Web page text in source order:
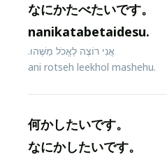
なにかたべたいです。
nanikatabetaidesu.
אֲנִי רוֹצֶה לֶאֱכֹל מַשֶּׁהוּ.
ani rotseh leekhol mashehu.
何かしたいです。
なにかしたいです。